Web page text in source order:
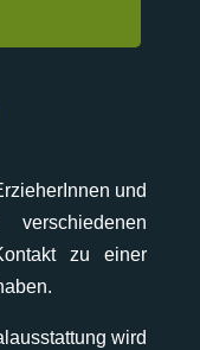
und
zu einer
wird